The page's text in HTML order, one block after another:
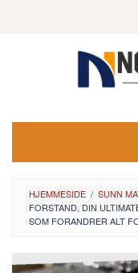
HJEMMESIDE / SUNN
FORSTAND, DIN
SOM FORANDRER ALT